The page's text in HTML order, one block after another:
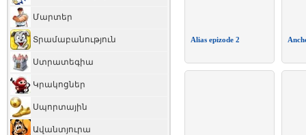
Մարտեր
Տրամաբանություն
Ստրատեգիա
Կրակոցներ
Սպորտային
Ավանտյուրա
Alias epizode 2